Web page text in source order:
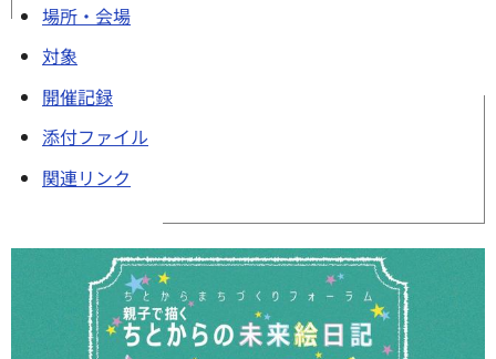
場所・会場
対象
開催記録
添付ファイル
関連リンク